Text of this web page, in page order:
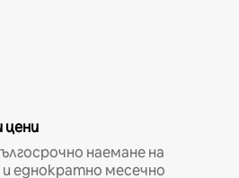
цени
наемане на
еднократно месечно